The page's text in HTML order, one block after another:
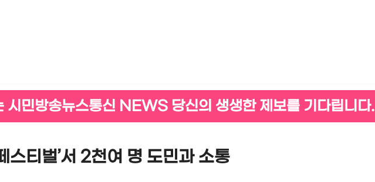
시민방송뉴스통신 NEWS 당신의 생생한 제보를 기다립니다.
스티벌’서 2천여 명 도민과 소통